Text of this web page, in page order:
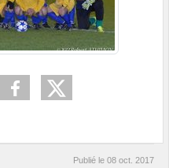
Publié le 08 oct. 2017